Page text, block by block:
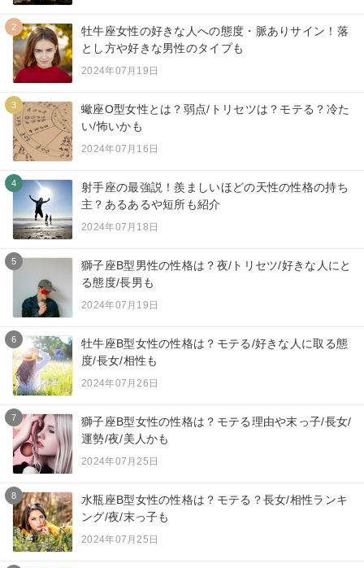
2
牡牛座女性の好きな人への態度・脈ありサイン！落
とし方や好きな男性のタイプも
2024年07月19日
3
蠍座O型女性とは？弱点/トリセツは？モテる？冷た
い/怖いかも
2024年07月16日
4
射手座の最強説！羨ましいほどの天性の性格の持ち
主？あるあるや短所も紹介
2024年07月18日
5
獅子座B型男性の性格は？夜/トリセツ/好きな人にと
る態度/長男も
2024年07月19日
6
牡牛座B型女性の性格は？モテる/好きな人に取る態
度/長女/相性も
2024年07月26日
7
獅子座B型女性の性格は？モテる理由や末っ子/長女/
運勢/夜/美人かも
2024年07月25日
8
水瓶座B型女性の性格は？モテる？長女/相性ランキ
ング/夜/末っ子も
2024年07月25日